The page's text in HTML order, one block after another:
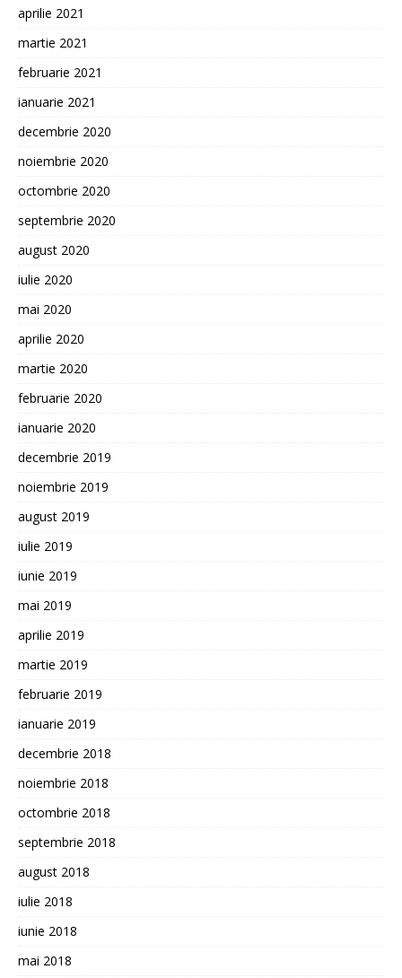
aprilie 2021
martie 2021
februarie 2021
ianuarie 2021
decembrie 2020
noiembrie 2020
octombrie 2020
septembrie 2020
august 2020
iulie 2020
mai 2020
aprilie 2020
martie 2020
februarie 2020
ianuarie 2020
decembrie 2019
noiembrie 2019
august 2019
iulie 2019
iunie 2019
mai 2019
aprilie 2019
martie 2019
februarie 2019
ianuarie 2019
decembrie 2018
noiembrie 2018
octombrie 2018
septembrie 2018
august 2018
iulie 2018
iunie 2018
mai 2018